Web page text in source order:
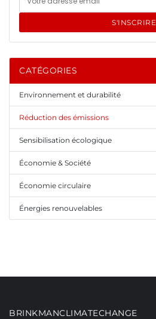
S'INSCRIRE
CATÉGORIES
Environnement et durabilité
Réduction des émissions
Sensibilisation écologique
Économie & Société
Économie circulaire
Énergies renouvelables
BRINKMANCLIMATECHANGE